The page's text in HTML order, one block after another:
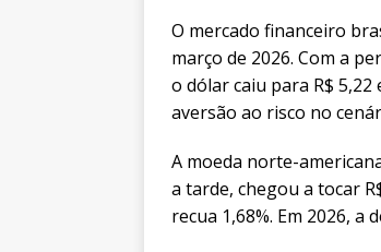
O mercado financeiro
março de 2026. Com a
o dólar caiu para R$
aversão ao risco no
A moeda norte-
a tarde, chegou a tocar
recua 1,68%. Em 2026, a